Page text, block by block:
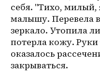
себя. "Тихо, милый,
малышу. Перевела
зеркало. Утопила
потерла кожу. Руки
оказалось
закрываться.